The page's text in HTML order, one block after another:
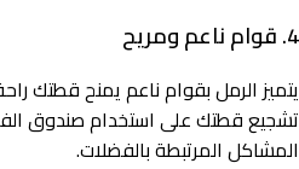
4. قوام ناعم ومريح
يتميز الرمل بقوام ناعم يمنح قطتك
تشجيع قطتك على استخدام صندوق
المشاكل المرتبطة بالفضلات.